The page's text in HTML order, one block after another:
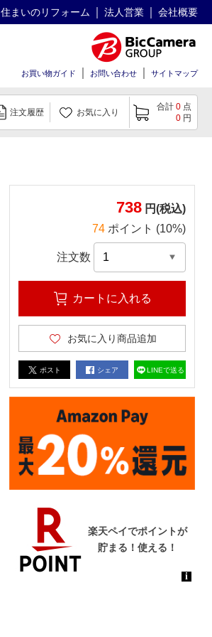
住まいのリフォーム 法人営業 会社概要
お買い物ガイド お問い合わせ サイトマップ
注文履歴 お気に入り
合計 0 点
0 円
738 円(税込)
74 ポイント (10%)
注文数
カートに入れる
お気に入り商品追加
ポスト シェア LINEで送る